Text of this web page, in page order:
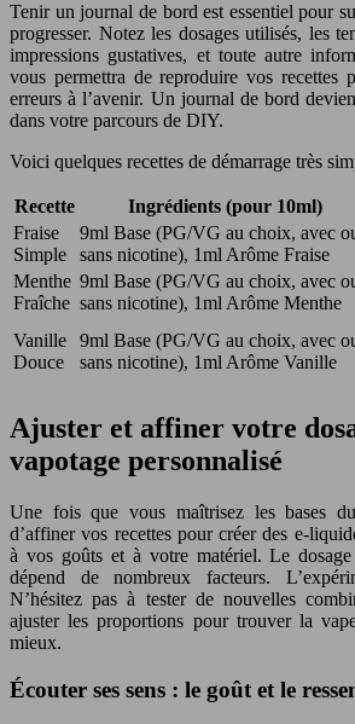
Tenir un journal de bord est essentiel pour
progresser. Notez les dosages utilisés, les
impressions gustatives, et toute autre
vous permettra de reproduire vos recettes
erreurs à l’avenir. Un journal de bord
dans votre parcours de DIY.
Voici quelques recettes de démarrage très
Recette Ingrédients (pour 10ml)
Fraise
Simple
9ml Base (PG/VG au choix, avec
sans nicotine), 1ml Arôme Fraise
Menthe
Fraîche
9ml Base (PG/VG au choix, avec
sans nicotine), 1ml Arôme Menthe
Vanille
Douce
9ml Base (PG/VG au choix, avec
sans nicotine), 1ml Arôme Vanille
Ajuster et affiner votre
vapotage personnalisé
Une fois que vous maîtrisez les bases
d’affiner vos recettes pour créer des e-
à vos goûts et à votre matériel. Le
dépend de nombreux facteurs.
N’hésitez pas à tester de nouvelles
ajuster les proportions pour trouver la
mieux.
Écouter ses sens : le goût et le